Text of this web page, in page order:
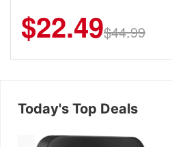
$22.49$44.99
Today's Top Deals